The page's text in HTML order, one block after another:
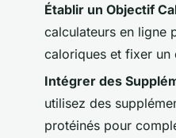
Établir un Objectif
calculateurs en ligne
caloriques et fixer un
Intégrer des
utilisez des
protéinés pour